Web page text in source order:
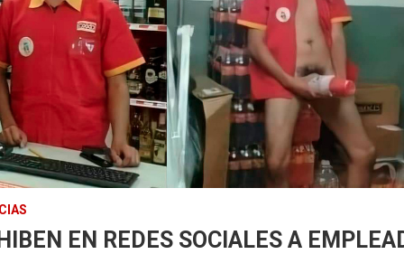
EN REDES SOCIALES A